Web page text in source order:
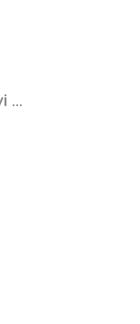
...